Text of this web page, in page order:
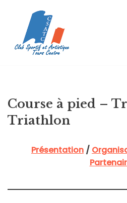
contenu
Course à pied –
Triathlon
Présentation /